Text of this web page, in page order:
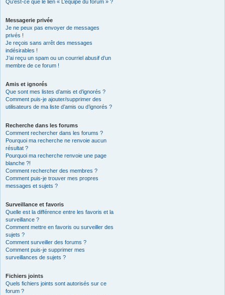
Qu’est-ce que le lien « L’équipe du forum » ?
Messagerie privée
Je ne peux pas envoyer de messages
privés !
Je reçois sans arrêt des messages
indésirables !
J’ai reçu un spam ou un courriel abusif d’un
membre de ce forum !
Amis et ignorés
Que sont mes listes d’amis et d’ignorés ?
Comment puis-je ajouter/supprimer des
utilisateurs de ma liste d’amis ou d’ignorés ?
Recherche dans les forums
Comment rechercher dans les forums ?
Pourquoi ma recherche ne renvoie aucun
résultat ?
Pourquoi ma recherche renvoie une page
blanche ?!
Comment rechercher des membres ?
Comment puis-je trouver mes propres
messages et sujets ?
Surveillance et favoris
Quelle est la différence entre les favoris et la
surveillance ?
Comment mettre en favoris ou surveiller des
sujets ?
Comment surveiller des forums ?
Comment puis-je supprimer mes
surveillances de sujets ?
Fichiers joints
Quels fichiers joints sont autorisés sur ce
forum ?